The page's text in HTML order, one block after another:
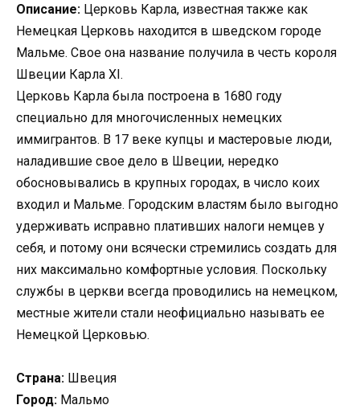
Описание: Церковь Карла, известная также как
Немецкая Церковь находится в шведском городе
Мальме. Свое она название получила в честь короля
Швеции Карла XI.
Церковь Карла была построена в 1680 году
специально для многочисленных немецких
иммигрантов. В 17 веке купцы и мастеровые люди,
наладившие свое дело в Швеции, нередко
обосновывались в крупных городах, в число коих
входил и Мальме. Городским властям было выгодно
удерживать исправно плативших налоги немцев у
себя, и потому они всячески стремились создать для
них максимально комфортные условия. Поскольку
службы в церкви всегда проводились на немецком,
местные жители стали неофициально называть ее
Немецкой Церковью.
Страна: Швеция
Город: Мальмо